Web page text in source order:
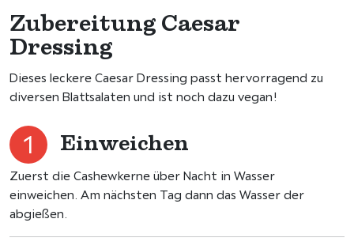
Zubereitung Caesar
Dressing
Dieses leckere Caesar Dressing passt hervorragend zu
diversen Blattsalaten und ist noch dazu vegan!
Einweichen
Zuerst die Cashewkerne über Nacht in Wasser
einweichen. Am nächsten Tag dann das Wasser der
abgießen.